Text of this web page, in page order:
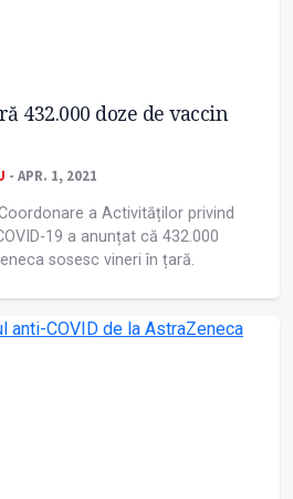
432.000 doze de vaccin
- APR. 1, 2021
a Activităților privind
19 a anunțat că 432.000
sosesc vineri în țară.